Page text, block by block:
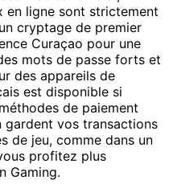
en ligne sont strictement
cryptage de premier
Curaçao pour une
mots de passe forts et
des appareils de
est disponible si
de paiement
gardent vos transactions
de jeu, comme dans un
profitez plus
Gaming.